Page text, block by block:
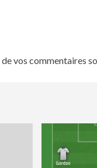
vos commentaires